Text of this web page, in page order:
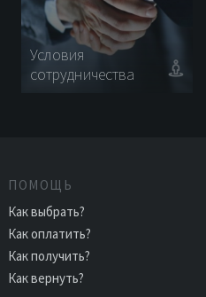
Условия
сотрудничества
ПОМОЩЬ
Как выбрать?
Как оплатить?
Как получить?
Как вернуть?